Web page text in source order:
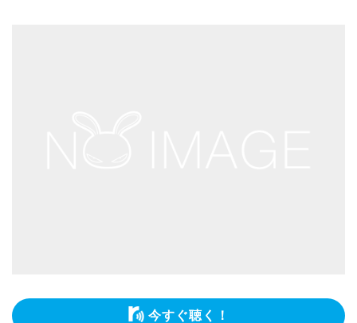
今すぐ聴く！